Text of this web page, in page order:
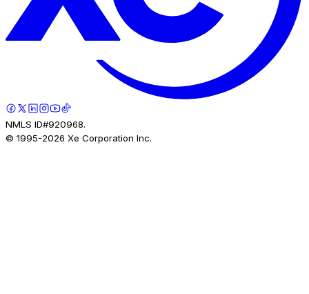
NMLS ID#920968.
© 1995-2026 Xe Corporation Inc.